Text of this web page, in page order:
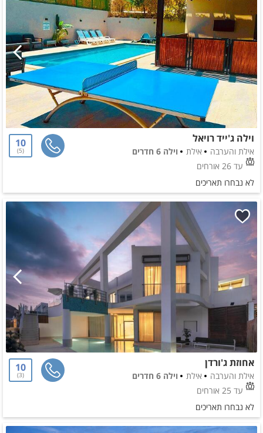
וילה ג'ייד רויאל
אילת והערבה אילת
וילה 6 חדרים
עד 26 אורחים
10
5
לא נבחרו תאריכים
אחוזת ג'ורדן
אילת והערבה אילת
וילה 6 חדרים
עד 25 אורחים
10
3
לא נבחרו תאריכים